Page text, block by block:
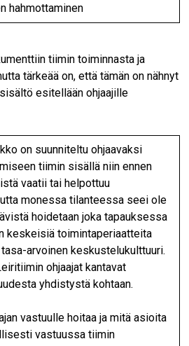
hahmottaminen
tiimin toiminnasta ja
tärkeää on, että tämän on nähnyt
esitellään ohjaajille
on suunniteltu ohjaavaksi
tiimin sisällä niin ennen
vaatii tai helpottuu
monessa tilanteessa seei ole
hoidetaan joka tapauksessa
keskeisiä toimintaperiaatteita
arvoinen keskustelukulttuuri.
ohjaajat kantavat
yhdistystä kohtaan.
vastuulle hoitaa ja mitä asioita
vastuussa tiimin